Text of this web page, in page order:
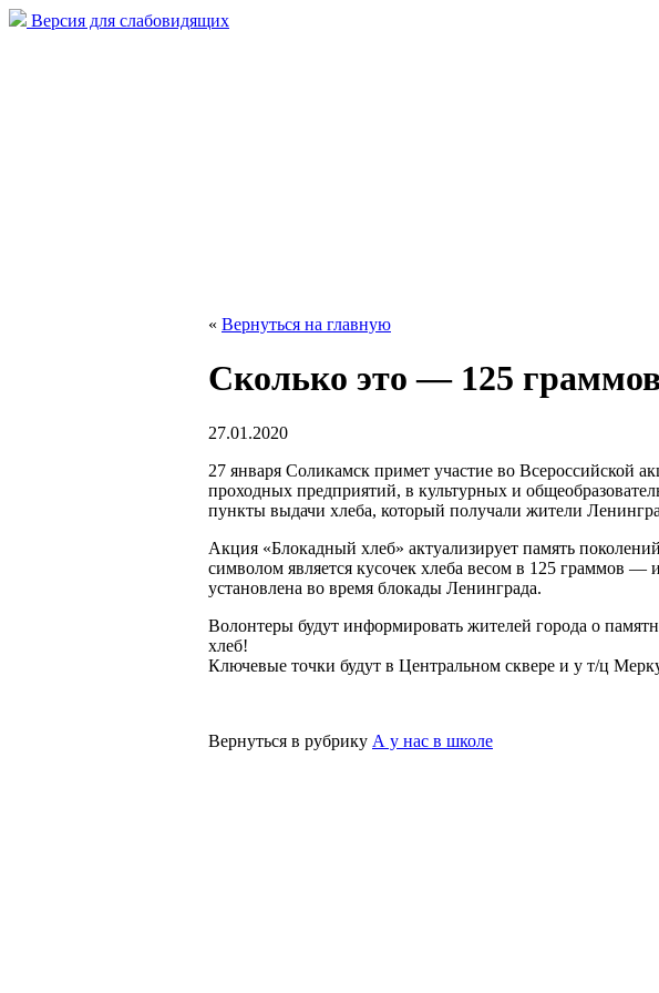
Версия для слабовидящих
« Вернуться на главную
Сколько это — 125
27.01.2020
27 января Соликамск примет участие во Всероссийской
проходных предприятий, в культурных и
пункты выдачи хлеба, который получали жители
Акция «Блокадный хлеб» актуализирует память
символом является кусочек хлеба весом в 125 граммов
установлена во время блокады Ленинграда.
Волонтеры будут информировать жителей города о
хлеб!
Ключевые точки будут в Центральном сквере и у т/ц
Вернуться в рубрику А у нас в школе